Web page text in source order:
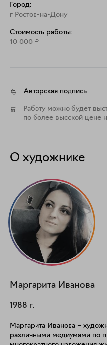
Город:
г Ростов-на-Дону
Стоимость работы:
10 000 ₽
Авторская подпись
Работу можно будет
по более высокой цене
О художнике
Маргарита Иванова
1988 г.
Маргарита Иванова –
различными медиумами по